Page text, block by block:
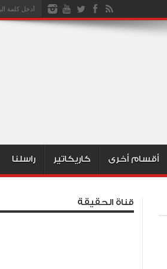
أقسام أخرى كاريكاتير راسلنا
قناة الحقيقة